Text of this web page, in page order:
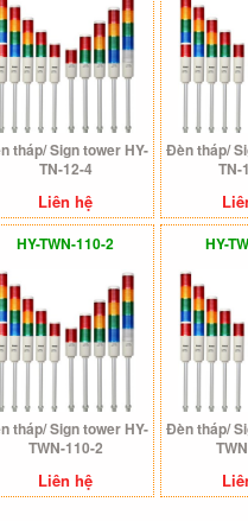
tháp/ Sign tower HY-
TN-12-4
Liên hệ
Đèn tháp/
TN-
HY-TWN-110-2
tháp/ Sign tower HY-
TWN-110-2
Liên hệ
HY-
Đèn tháp/